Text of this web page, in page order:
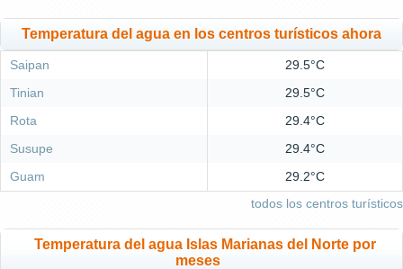
Temperatura del agua en los centros turísticos ahora
Saipan
29.5°C
Tinian
29.5°C
Rota
29.4°C
Susupe
29.4°C
Guam
29.2°C
todos los centros turísticos
Temperatura del agua Islas Marianas del Norte por
meses